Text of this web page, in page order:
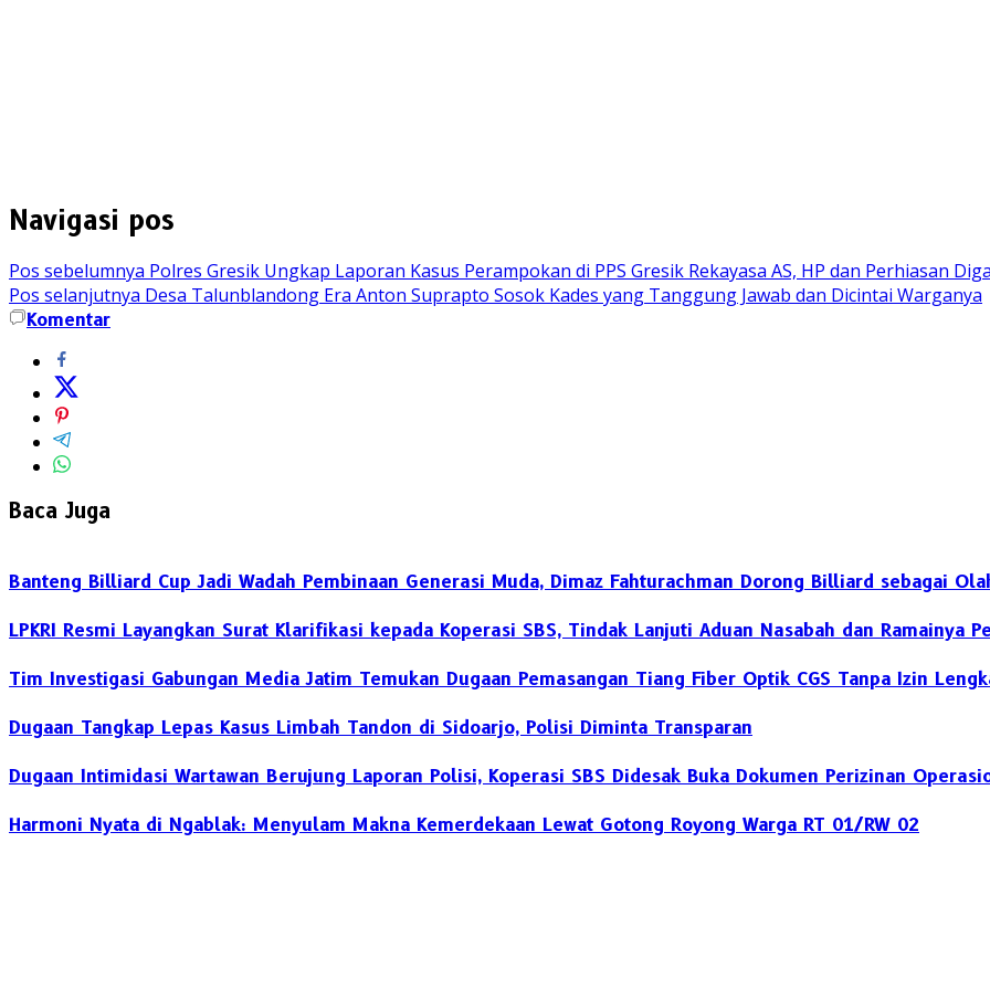
Navigasi pos
Pos sebelumnya Polres Gresik Ungkap Laporan Kasus Perampokan di PPS Gresik Rekayasa AS, HP dan Perhiasan
Pos selanjutnya Desa Talunblandong Era Anton Suprapto Sosok Kades yang Tanggung Jawab dan Dicintai Warganya
Komentar
Baca Juga
Banteng Billiard Cup Jadi Wadah Pembinaan Generasi Muda, Dimaz Fahturachman Dorong Billiard sebagai
LPKRI Resmi Layangkan Surat Klarifikasi kepada Koperasi SBS, Tindak Lanjuti Aduan Nasabah dan Ramainya
Tim Investigasi Gabungan Media Jatim Temukan Dugaan Pemasangan Tiang Fiber Optik CGS Tanpa Izin
Dugaan Tangkap Lepas Kasus Limbah Tandon di Sidoarjo, Polisi Diminta Transparan
Dugaan Intimidasi Wartawan Berujung Laporan Polisi, Koperasi SBS Didesak Buka Dokumen Perizinan
Harmoni Nyata di Ngablak: Menyulam Makna Kemerdekaan Lewat Gotong Royong Warga RT 01/RW 02